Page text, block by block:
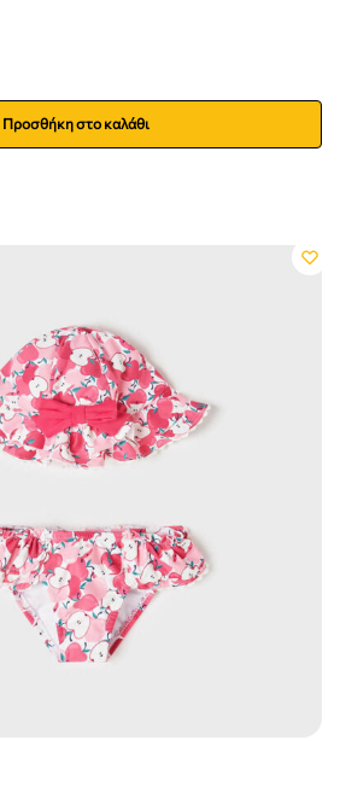
Προσθήκη στο καλάθι